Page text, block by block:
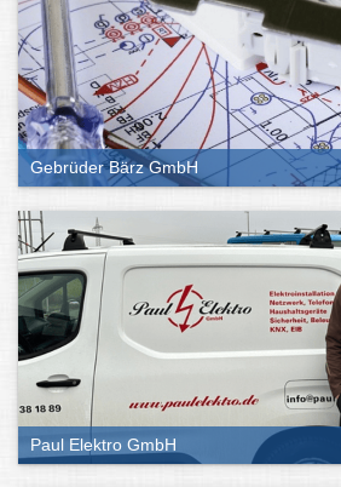
Gebrüder Bärz GmbH
Paul Elektro GmbH